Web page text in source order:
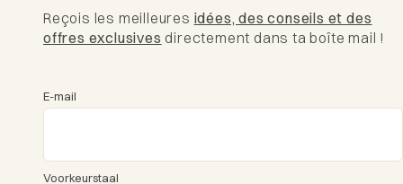
Reçois les meilleures idées, des conseils et des
offres exclusives directement dans ta boîte mail !
E-mail
Voorkeurstaal